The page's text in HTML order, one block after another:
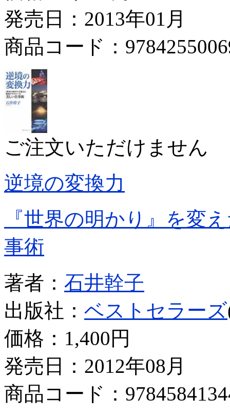
発売日：2013年01月
商品コード：
ご注文いただけません
逆境の変換力
『世界の明かり』を変
事術
著者： 石井幹子
出版社： ベストセラーズ
価格： 1,400円
発売日：2012年08月
商品コード：